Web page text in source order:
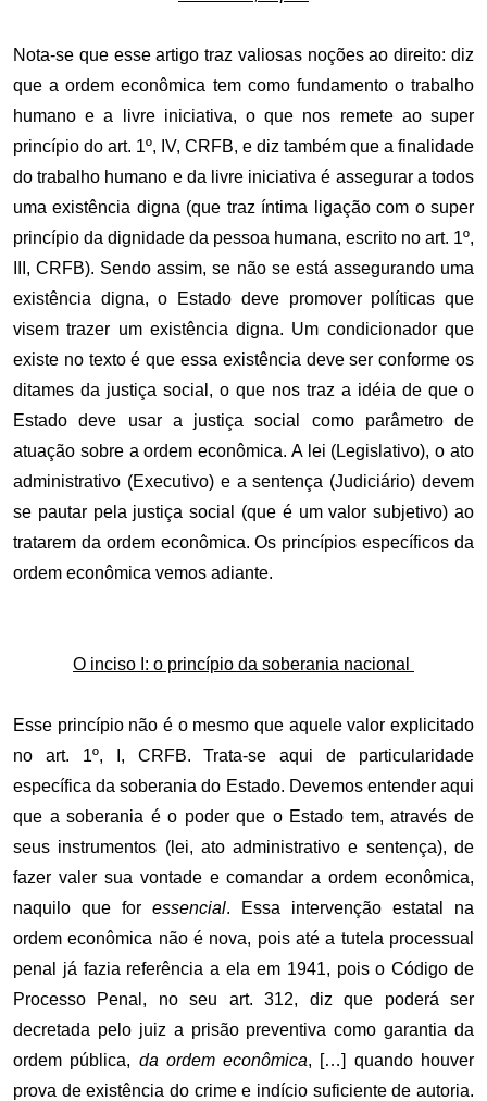
Nota-se que esse artigo traz valiosas noções ao direito: diz
que a ordem econômica tem como fundamento o trabalho
humano e a livre iniciativa, o que nos remete ao super
princípio do art. 1º, IV, CRFB, e diz também que a finalidade
do trabalho humano e da livre iniciativa é assegurar a todos
uma existência digna (que traz íntima ligação com o super
princípio da dignidade da pessoa humana, escrito no art. 1º,
III, CRFB). Sendo assim, se não se está assegurando uma
existência digna, o Estado deve promover políticas que
visem trazer um existência digna. Um condicionador que
existe no texto é que essa existência deve ser conforme os
ditames da justiça social, o que nos traz a idéia de que o
Estado deve usar a justiça social como parâmetro de
atuação sobre a ordem econômica. A lei (Legislativo), o ato
administrativo (Executivo) e a sentença (Judiciário) devem
se pautar pela justiça social (que é um valor subjetivo) ao
tratarem da ordem econômica. Os princípios específicos da
ordem econômica vemos adiante.
O inciso I: o princípio da soberania nacional
Esse princípio não é o mesmo que aquele valor explicitado
no art. 1º, I, CRFB. Trata-se aqui de particularidade
específica da soberania do Estado. Devemos entender aqui
que a soberania é o poder que o Estado tem, através de
seus instrumentos (lei, ato administrativo e sentença), de
fazer valer sua vontade e comandar a ordem econômica,
naquilo que for essencial. Essa intervenção estatal na
ordem econômica não é nova, pois até a tutela processual
penal já fazia referência a ela em 1941, pois o Código de
Processo Penal, no seu art. 312, diz que poderá ser
decretada pelo juiz a prisão preventiva como garantia da
ordem pública, da ordem econômica, […] quando houver
prova de existência do crime e indício suficiente de autoria.